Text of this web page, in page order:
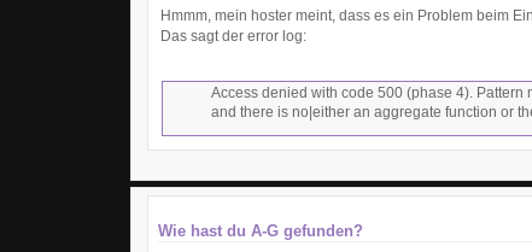
Hmmm, mein hoster meint, dass es ein Problem beim
Das sagt der error log:
Access denied with code 500 (phase 4). Pattern
and there is no|either an aggregate function or
Wie hast du A-G gefunden?